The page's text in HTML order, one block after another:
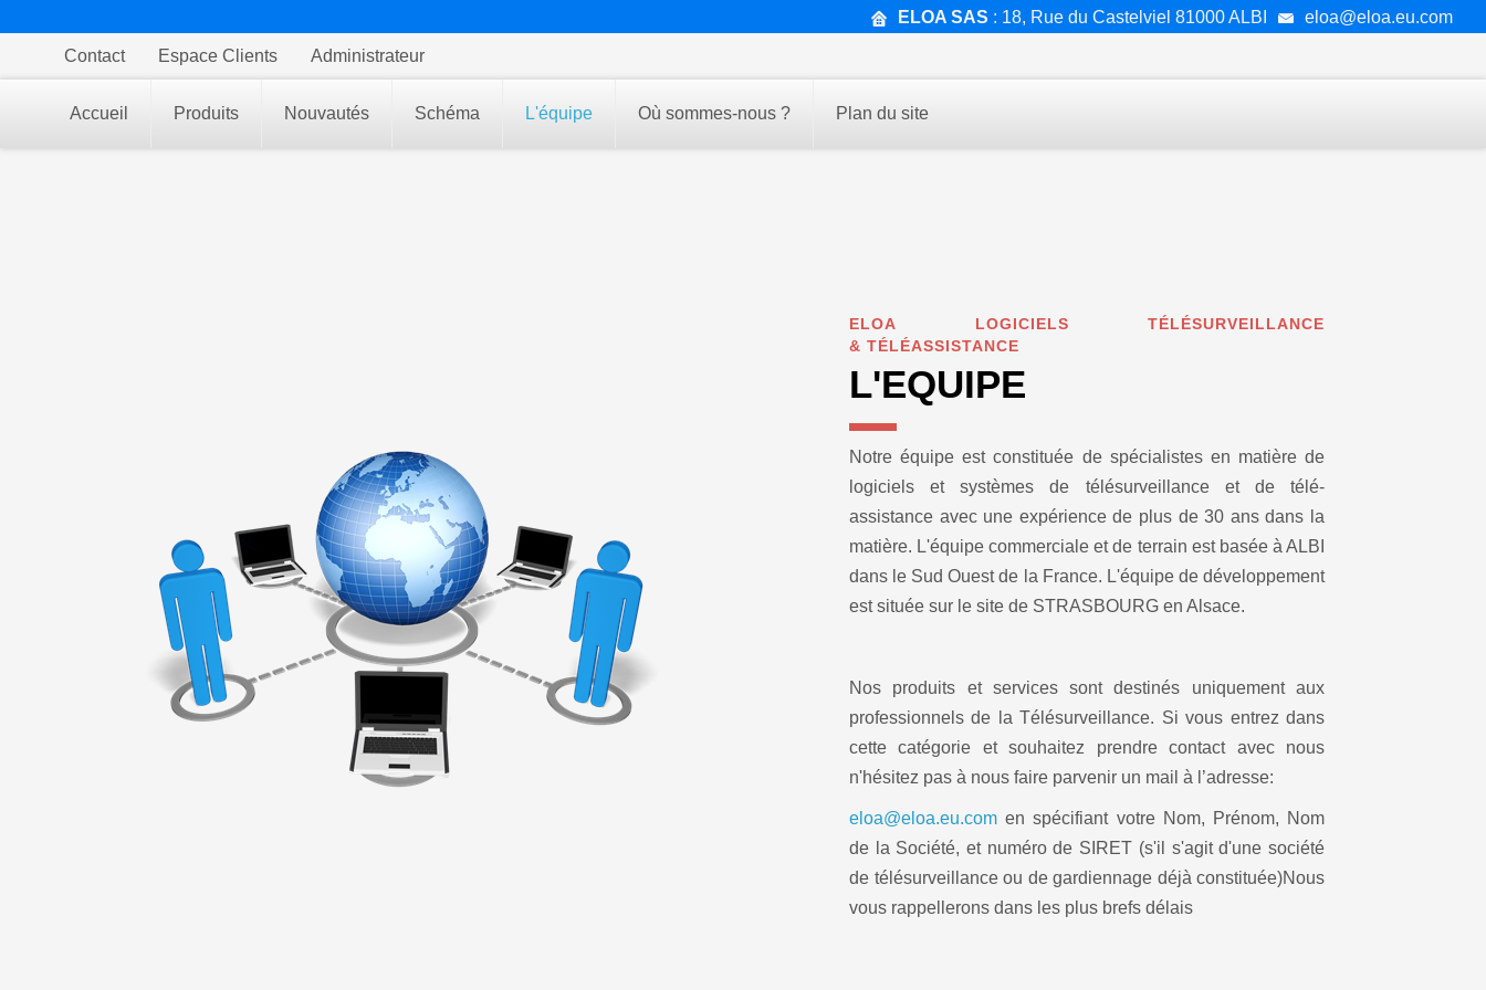
ELOA SAS : 18, Rue du Castelviel 81000 ALBI eloa@eloa.eu.com
Contact Espace Clients Administrateur
Accueil Produits Nouvautés Schéma L'équipe Où sommes-nous ? Plan du site
ELOA LOGICIELS TÉLÉSURVEILLANCE
& TÉLÉASSISTANCE
L'EQUIPE
Notre équipe est constituée de spécialistes en matière de
logiciels et systèmes de télésurveillance et de télé-
assistance avec une expérience de plus de 30 ans dans la
matière. L'équipe commerciale et de terrain est basée à ALBI
dans le Sud Ouest de la France. L'équipe de développement
est située sur le site de STRASBOURG en Alsace.
Nos produits et services sont destinés uniquement aux
professionnels de la Télésurveillance. Si vous entrez dans
cette catégorie et souhaitez prendre contact avec nous
n'hésitez pas à nous faire parvenir un mail à l’adresse:
eloa@eloa.eu.com en spécifiant votre Nom, Prénom, Nom
de la Société, et numéro de SIRET (s'il s'agit d'une société
de télésurveillance ou de gardiennage déjà constituée)Nous
vous rappellerons dans les plus brefs délais